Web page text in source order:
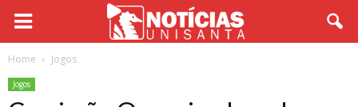
Home Jogos
Jogos